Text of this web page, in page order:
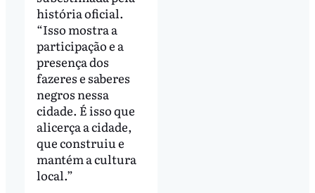
história oficial.
“Isso mostra a
participação e a
presença dos
fazeres e saberes
negros nessa
cidade. É isso que
alicerça a cidade,
que construiu e
mantém a cultura
local.”